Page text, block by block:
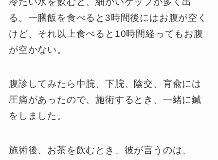
る。一膳飯を食べると3時間後にはお腹が空く
けど、それ以上食べると10時間経ってもお腹
が空かない。
腹診してみたら中脘、下脘、陰交、肓兪には
圧痛があったので、施術するとき、一緒に鍼
をしました。
施術後、お茶を飲むとき、彼が言うのは、